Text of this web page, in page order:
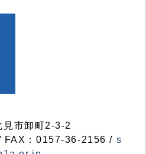
市卸町2-3-2
：0157-36-2156 / s